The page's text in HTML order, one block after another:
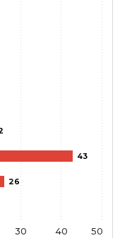
43
26
30 40 50